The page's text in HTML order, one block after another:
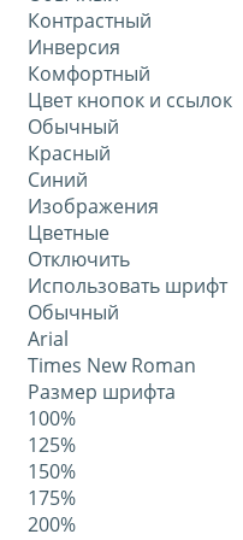
Контрастный
Инверсия
Комфортный
Цвет кнопок и ссылок
Обычный
Красный
Синий
Изображения
Цветные
Отключить
Использовать шрифт
Обычный
Arial
Times New Roman
Размер шрифта
100%
125%
150%
175%
200%